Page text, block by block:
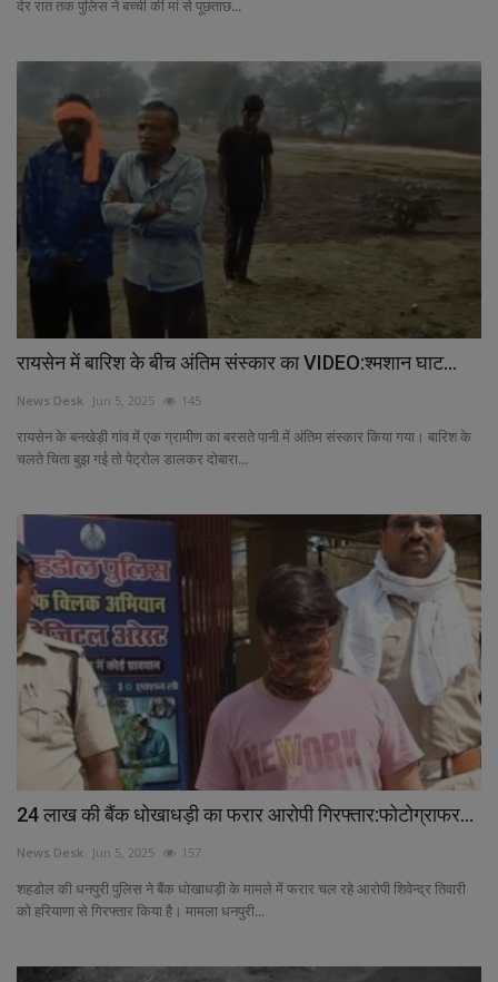
देर रात तक पुलिस ने बच्ची की मां से पूछताछ...
रायसेन में बारिश के बीच अंतिम संस्कार का VIDEO:श्मशान घाट...
News Desk Jun 5, 2025 145
रायसेन के बनखेड़ी गांव में एक ग्रामीण का बरसते पानी में अंतिम संस्कार किया गया। बारिश के
चलते चिता बुझ गई तो पेट्रोल डालकर दोबारा...
24 लाख की बैंक धोखाधड़ी का फरार आरोपी गिरफ्तार:फोटोग्राफर...
News Desk Jun 5, 2025 157
शहडोल की धनपुरी पुलिस ने बैंक धोखाधड़ी के मामले में फरार चल रहे आरोपी शिवेन्द्र तिवारी
को हरियाणा से गिरफ्तार किया है। मामला धनपुरी...